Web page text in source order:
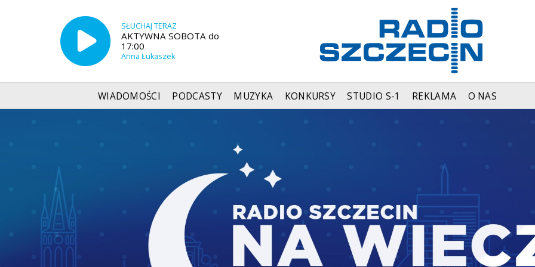
SŁUCHAJ TERAZ
AKTYWNA SOBOTA do
17:00
Anna Łukaszek
WIADOMOŚCI PODCASTY MUZYKA KONKURSY STUDIO S-1 REKLAMA O NAS